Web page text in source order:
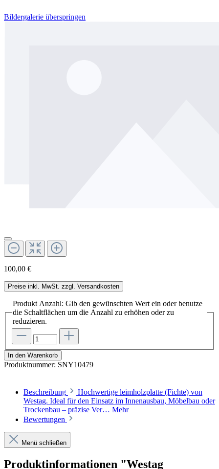
Bildergalerie überspringen
100,00 €
Preise inkl. MwSt. zzgl. Versandkosten
Produkt Anzahl: Gib den gewünschten Wert ein oder benutze
die Schaltflächen um die Anzahl zu erhöhen oder zu
reduzieren.
In den Warenkorb
Produktnummer: SNY10479
Beschreibung
Hochwertige leimholzplatte (Fichte) von
Westag. Ideal für den Einsatz im Innenausbau, Möbelbau oder
Trockenbau – präzise Ver… Mehr
Bewertungen
Menü schließen
Produktinformationen "Westag